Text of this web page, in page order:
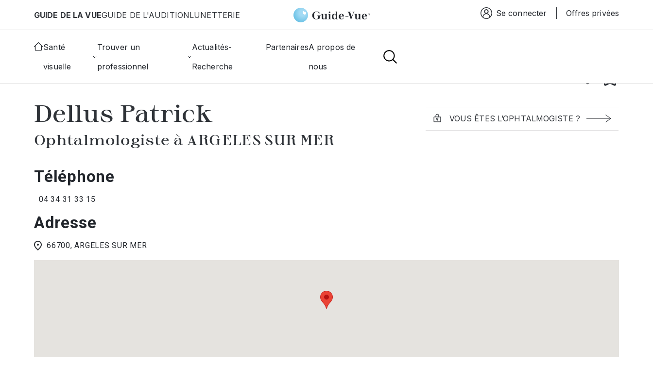
GUIDE DE LA VUEGUIDE DE L'AUDITIONLUNETTERIE Espace connexion
Se connecter Offres privées
Santé
visuelle
Trouver un
professionnel
Actualités-
Recherche
PartenairesA propos de
nous
Accueil Annuaire des ophtalmologistes Argeles-Sur-Mer Dellus Patrick
Dellus Patrick
Ophtalmologiste à ARGELES SUR MER
VOUS ÊTES L’OPHTALMOGISTE ?
Téléphone
04 34 31 33 15
Adresse
66700, ARGELES SUR MER